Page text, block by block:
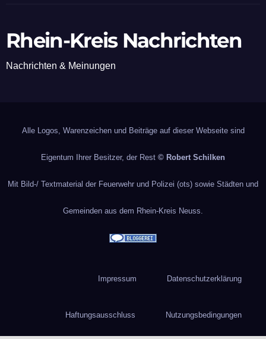
Rhein-Kreis Nachrichten
Nachrichten & Meinungen
Alle Logos, Warenzeichen und Beiträge auf dieser Webseite sind
Eigentum Ihrer Besitzer, der Rest © Robert Schilken
Mit Bild-/ Textmaterial der Feuerwehr und Polizei (ots) sowie Städten und
Gemeinden aus dem Rhein-Kreis Neuss.
Impressum Datenschutzerklärung
Haftungsausschluss Nutzungsbedingungen